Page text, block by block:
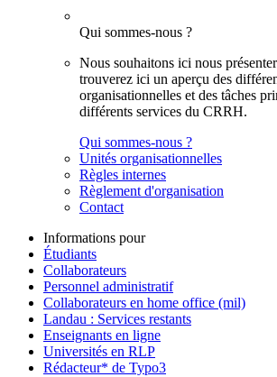
Qui sommes-nous ?
Nous souhaitons ici nous
trouverez ici un aperçu des
organisationnelles et des tâches
différents services du CRRH.
Qui sommes-nous ?
Unités organisationnelles
Règles internes
Règlement d'organisation
Contact
Informations pour
Étudiants
Collaborateurs
Personnel administratif
Collaborateurs en home office (mil)
Landau : Services restants
Enseignants en ligne
Universités en RLP
Rédacteur* de Typo3